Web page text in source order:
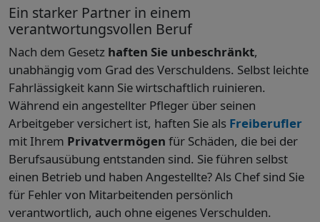
Ein starker Partner in einem
verantwortungsvollen Beruf
Nach dem Gesetz haften Sie unbeschränkt,
unabhängig vom Grad des Verschuldens. Selbst leichte
Fahrlässigkeit kann Sie wirtschaftlich ruinieren.
Während ein angestellter Pfleger über seinen
Arbeitgeber versichert ist, haften Sie als Freiberufler
mit Ihrem Privatvermögen für Schäden, die bei der
Berufsausübung entstanden sind. Sie führen selbst
einen Betrieb und haben Angestellte? Als Chef sind Sie
für Fehler von Mitarbeitenden persönlich
verantwortlich, auch ohne eigenes Verschulden.